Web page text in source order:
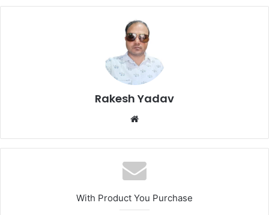
Rakesh Yadav
b
s
i
e
With Product You Purchase